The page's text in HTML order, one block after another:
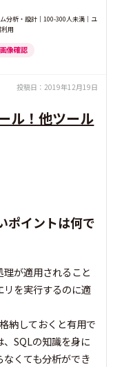
分析・設計｜100-300人未満｜ユ
用
像確認
投稿日： 2019年12月19日
ル！他ツール
ポイントは何で
理が適用されること
リを実行するのに適
納しておくと有用で
SQLの知識を身に
くても分析ができ